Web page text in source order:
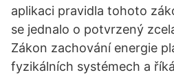
aplikaci pravidla tohoto
se jednalo o potvrzený
Zákon zachování energie
fyzikálních systémech a